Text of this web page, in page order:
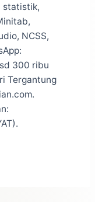
statistik,
NCSS,
300 ribu
Tergantung